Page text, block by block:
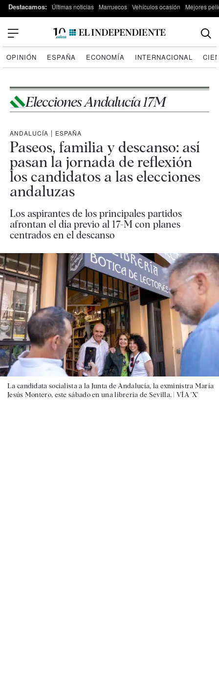
Destacamos: Últimas noticias Marruecos Vehículos ocasión Mejores
OPINIÓN ESPAÑA ECONOMÍA INTERNACIONAL
Elecciones Andalucía 17M
ANDALUCÍA | ESPAÑA
Paseos, familia y descanso: así
pasan la jornada de reflexión
los candidatos a las elecciones
andaluzas
Los aspirantes de los principales partidos
afrontan el día previo al 17-M con planes
centrados en el descanso
La candidata socialista a la Junta de Andalucía, la exministra María
Jesús Montero, este sábado en una librería de Sevilla. |VÍA 'X'